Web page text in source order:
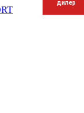
дилер
дилер
дилер